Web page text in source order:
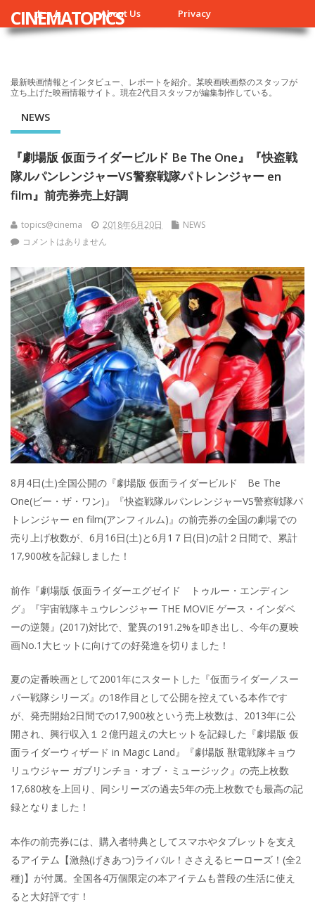
ホーム About Us Privacy
CINEMATOPICS
最新映画情報とインタビュー、レポートを紹介。某映画映画祭のスタッフが
立ち上げた映画情報サイト。現在2代目スタッフが編集制作している。
NEWS
『劇場版 仮面ライダービルド Be The One』『快盗戦
隊ルパンレンジャーVS警察戦隊パトレンジャー en
film』前売券売上好調
topics@cinema 2018年6月20日
NEWS
コメントはありません
8月4日(土)全国公開の『劇場版 仮面ライダービルド Be The
One(ビー・ザ・ワン)』『快盗戦隊ルパンレンジャーVS警察戦隊パ
トレンジャー en film(アンフィルム)』の前売券の全国の劇場での
売り上げ枚数が、6月16日(土)と6月1７日(日)の計２日間で、累計
17,900枚を記録しました！
前作『劇場版 仮面ライダーエグゼイド トゥルー・エンディン
グ』『宇宙戦隊キュウレンジャー THE MOVIE ゲース・インダベ
ーの逆襲』(2017)対比で、驚異の191.2%を叩き出し、今年の夏映
画No.1大ヒットに向けての好発進を切りました！
夏の定番映画として2001年にスタートした『仮面ライダー／スー
パー戦隊シリーズ』の18作目として公開を控えている本作です
が、発売開始2日間での17,900枚という売上枚数は、2013年に公
開され、興行収入１２億円超えの大ヒットを記録した『劇場版 仮
面ライダーウィザード in Magic Land』『劇場版 獣電戦隊キョウ
リュウジャー ガブリンチョ・オブ・ミュージック』の売上枚数
17,680枚を上回り、同シリーズの過去5年の売上枚数でも最高の記
録となりました！
本作の前売券には、購入者特典としてスマホやタブレットを支え
るアイテム【激熱(げきあつ)ライバル！ささえるヒーローズ！(全2
種)】が付属。全国各4万個限定の本アイテムも普段の生活に使え
ると大好評です！